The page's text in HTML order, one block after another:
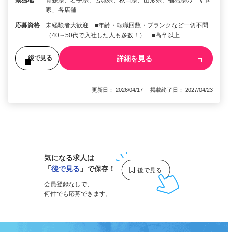
家」各店舗
応募資格
未経験者大歓迎 ■年齢・転職回数・ブランクなど一切不問
（40～50代で入社した人も多数！） ■高卒以上
後で見る 詳細を見る
更新日： 2026/04/17 掲載終了日： 2027/04/23
気になる求人は
「後で見る 」で保存！
会員登録なしで、
何件でも応募できます。